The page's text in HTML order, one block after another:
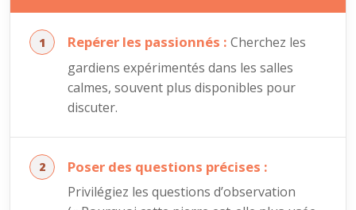
Repérer les passionnés : Cherchez les
gardiens expérimentés dans les salles
calmes, souvent plus disponibles pour
discuter.
Poser des questions précises :
Privilégiez les questions d’observation